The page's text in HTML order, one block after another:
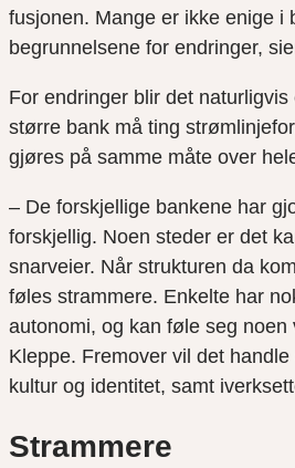
fusjonen. Mange er ikke enige i
begrunnelsene for endringer,
For endringer blir det
større bank må ting
gjøres på samme måte over
– De forskjellige bankene har
forskjellig. Noen steder er det
snarveier. Når strukturen da
føles strammere. Enkelte har
autonomi, og kan føle seg noen
Kleppe. Fremover vil det
kultur og identitet, samt
Strammere